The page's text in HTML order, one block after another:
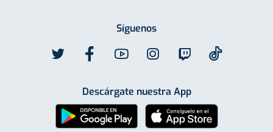
Síguenos
Descárgate nuestra App